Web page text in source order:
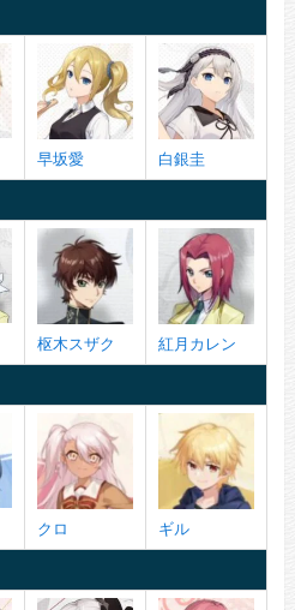
早坂愛 白銀圭
枢木スザク 紅月カレン
クロ ギル